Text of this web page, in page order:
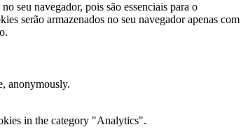
seu navegador, pois são essenciais para o
serão armazenados no seu navegador apenas com
anonymously.
in the category "Analytics".